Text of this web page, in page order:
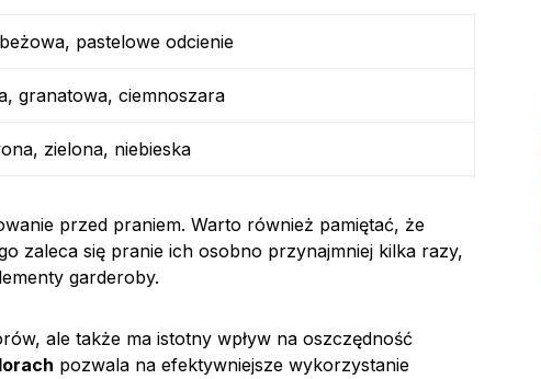
beżowa, pastelowe odcienie
granatowa, ciemnoszara
zielona, niebieska
przed praniem. Warto również pamiętać, że
zaleca się pranie ich osobno przynajmniej kilka razy,
garderoby.
ale także ma istotny wpływ na oszczędność
pozwala na efektywniejsze wykorzystanie